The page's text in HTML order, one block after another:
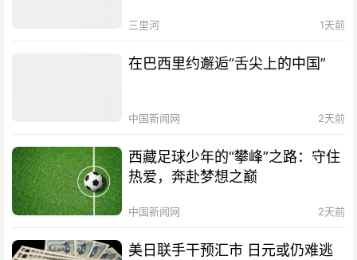
三里河 1天前
在巴西里约邂逅“舌尖上的中国”
中国新闻网 2天前
西藏足球少年的“攀峰”之路：守住
热爱，奔赴梦想之巅
中国新闻网 2天前
美日联手干预汇市 日元或仍难逃